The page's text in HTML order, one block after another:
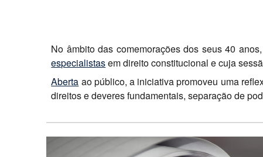
No âmbito das comemorações dos seus 40
especialistasem direito constitucional e cuja
Aberta ao público, a iniciativa promoveu uma
direitos e deveres fundamentais, separação de